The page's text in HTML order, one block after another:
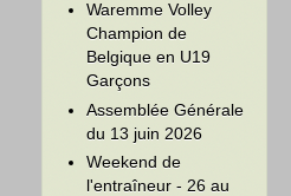
Waremme Volley
Champion de
Belgique en U19
Garçons
Assemblée Générale
du 13 juin 2026
Weekend de
l'entraîneur - 26 au